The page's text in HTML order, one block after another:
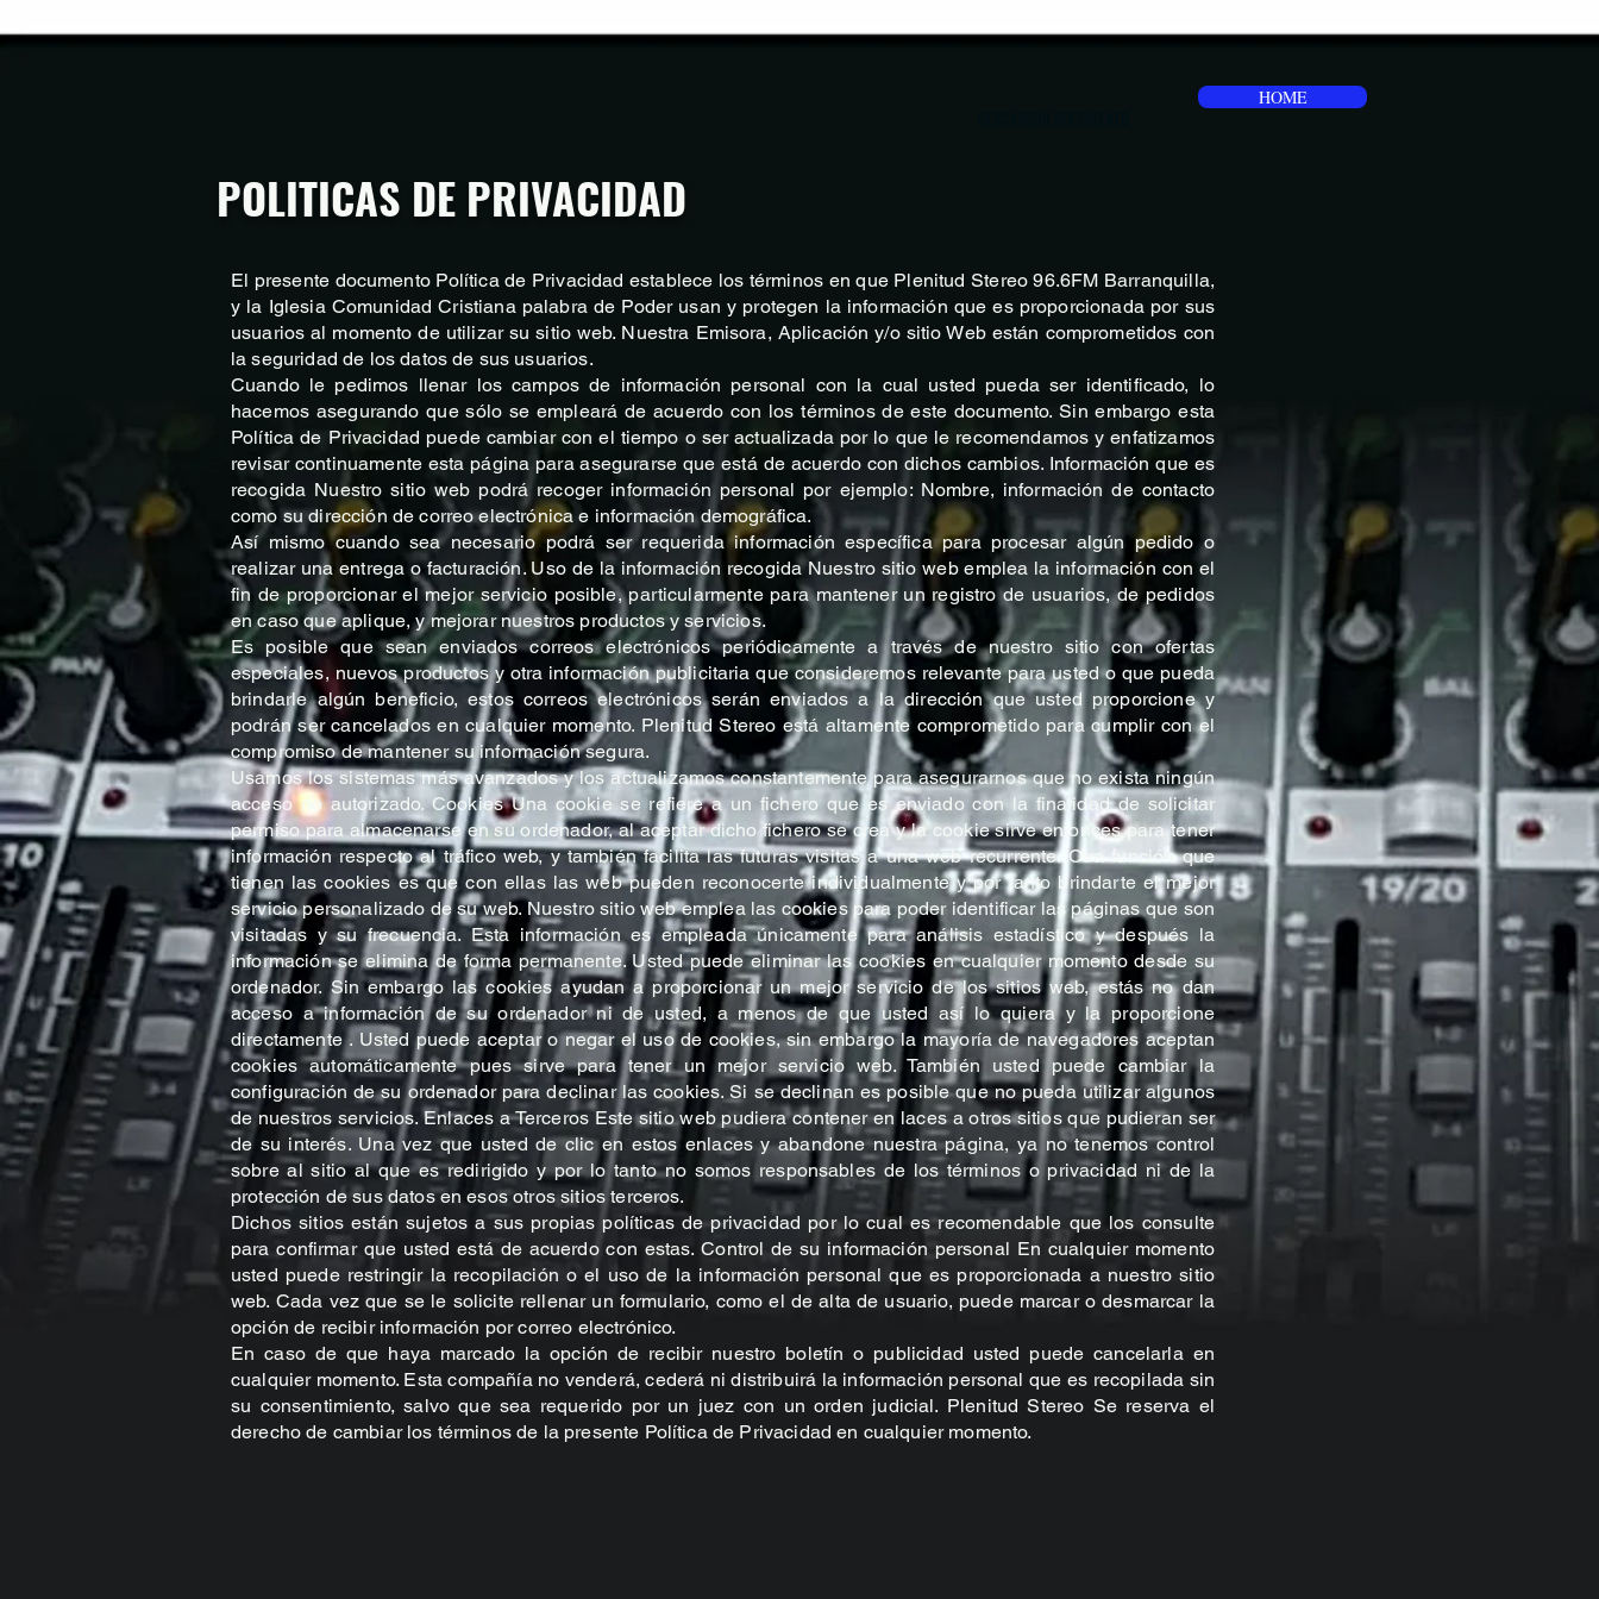
HOME
POLITICAS DE PRIVACIDAD
El presente documento Política de Privacidad establece los términos en que Plenitud Stereo 96.6FM Barranquilla,
y la Iglesia Comunidad Cristiana palabra de Poder usan y protegen la información que es proporcionada por sus
usuarios al momento de utilizar su sitio web. Nuestra Emisora, Aplicación y/o sitio Web están comprometidos con
la seguridad de los datos de sus usuarios.
Cuando le pedimos llenar los campos de información personal con la cual usted pueda ser identificado, lo
hacemos asegurando que sólo se empleará de acuerdo con los términos de este documento. Sin embargo esta
Política de Privacidad puede cambiar con el tiempo o ser actualizada por lo que le recomendamos y enfatizamos
revisar continuamente esta página para asegurarse que está de acuerdo con dichos cambios. Información que es
recogida Nuestro sitio web podrá recoger información personal por ejemplo: Nombre, información de contacto
como su dirección de correo electrónica e información demográfica.
Así mismo cuando sea necesario podrá ser requerida información específica para procesar algún pedido o
realizar una entrega o facturación. Uso de la información recogida Nuestro sitio web emplea la información con el
fin de proporcionar el mejor servicio posible, particularmente para mantener un registro de usuarios, de pedidos
en caso que aplique, y mejorar nuestros productos y servicios.
Es posible que sean enviados correos electrónicos periódicamente a través de nuestro sitio con ofertas
especiales, nuevos productos y otra información publicitaria que consideremos relevante para usted o que pueda
brindarle algún beneficio, estos correos electrónicos serán enviados a la dirección que usted proporcione y
podrán ser cancelados en cualquier momento. Plenitud Stereo está altamente comprometido para cumplir con el
compromiso de mantener su información segura.
Usamos los sistemas más avanzados y los actualizamos constantemente para asegurarnos que no exista ningún
acceso no autorizado. Cookies Una cookie se refiere a un fichero que es enviado con la finalidad de solicitar
permiso para almacenarse en su ordenador, al aceptar dicho fichero se crea y la cookie sirve entonces para tener
información respecto al tráfico web, y también facilita las futuras visitas a una web recurrente. Otra función que
tienen las cookies es que con ellas las web pueden reconocerte individualmente y por tanto brindarte el mejor
servicio personalizado de su web. Nuestro sitio web emplea las cookies para poder identificar las páginas que son
visitadas y su frecuencia. Esta información es empleada únicamente para análisis estadístico y después la
información se elimina de forma permanente. Usted puede eliminar las cookies en cualquier momento desde su
ordenador. Sin embargo las cookies ayudan a proporcionar un mejor servicio de los sitios web, estás no dan
acceso a información de su ordenador ni de usted, a menos de que usted así lo quiera y la proporcione
directamente . Usted puede aceptar o negar el uso de cookies, sin embargo la mayoría de navegadores aceptan
cookies automáticamente pues sirve para tener un mejor servicio web. También usted puede cambiar la
configuración de su ordenador para declinar las cookies. Si se declinan es posible que no pueda utilizar algunos
de nuestros servicios. Enlaces a Terceros Este sitio web pudiera contener en laces a otros sitios que pudieran ser
de su interés. Una vez que usted de clic en estos enlaces y abandone nuestra página, ya no tenemos control
sobre al sitio al que es redirigido y por lo tanto no somos responsables de los términos o privacidad ni de la
protección de sus datos en esos otros sitios terceros.
Dichos sitios están sujetos a sus propias políticas de privacidad por lo cual es recomendable que los consulte
para confirmar que usted está de acuerdo con estas. Control de su información personal En cualquier momento
usted puede restringir la recopilación o el uso de la información personal que es proporcionada a nuestro sitio
web. Cada vez que se le solicite rellenar un formulario, como el de alta de usuario, puede marcar o desmarcar la
opción de recibir información por correo electrónico.
En caso de que haya marcado la opción de recibir nuestro boletín o publicidad usted puede cancelarla en
cualquier momento. Esta compañía no venderá, cederá ni distribuirá la información personal que es recopilada sin
su consentimiento, salvo que sea requerido por un juez con un orden judicial. Plenitud Stereo Se reserva el
derecho de cambiar los términos de la presente Política de Privacidad en cualquier momento.